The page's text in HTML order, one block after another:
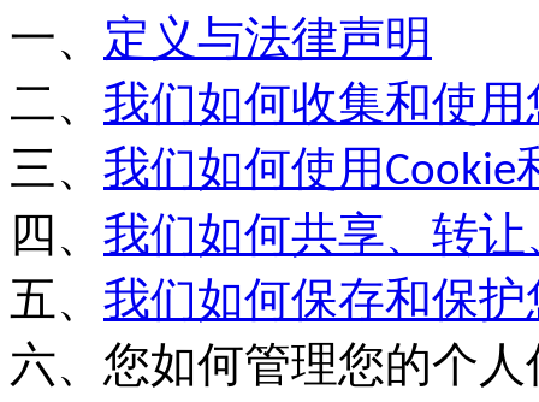
一、 定义与法律声明
二、 我们如何收集和使
三、 我们如何使用 Cookie
四、 我们如何共享、转
五、 我们如何保存和保
六、 您如何管理您的个人